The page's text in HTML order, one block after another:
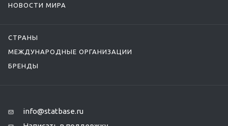
НОВОСТИ МИРА
СТРАНЫ
МЕЖДУНАРОДНЫЕ ОРГАНИЗАЦИИ
БРЕНДЫ
info@statbase.ru